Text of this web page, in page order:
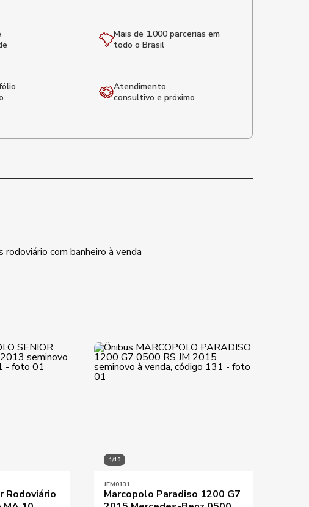
Mais de 1.000 parcerias em
todo o Brasil
Atendimento
consultivo e próximo
rodoviário com banheiro à venda
Rodoviário
1/10
JEM0131
Marcopolo Paradiso 1200 G7